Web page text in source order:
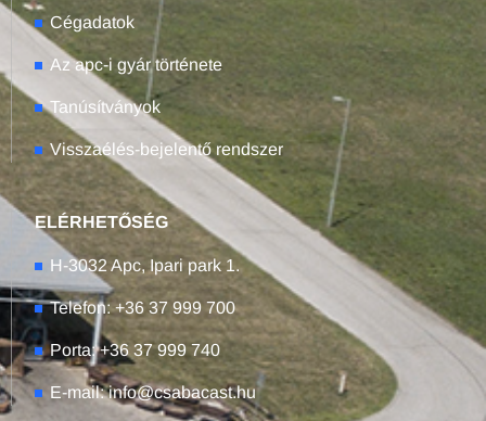
Cégadatok
Az apc-i gyár története
Tanúsítványok
Visszaélés-bejelentő rendszer
ELÉRHETŐSÉG
H-3032 Apc, Ipari park 1.
Telefon: +36 37 999 700
Porta: +36 37 999 740
E-mail: info@csabacast.hu